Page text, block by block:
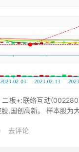
板+:联络互动
,国创高新。 样本股为
去评论